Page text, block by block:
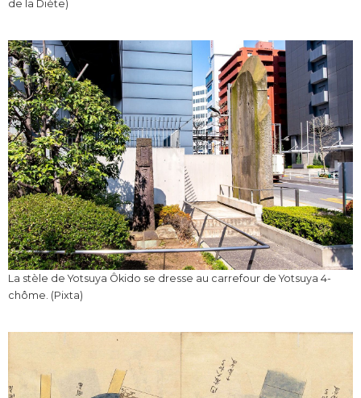
de la Diète)
La stèle de Yotsuya Ôkido se dresse au carrefour de Yotsuya 4-
chôme. (Pixta)